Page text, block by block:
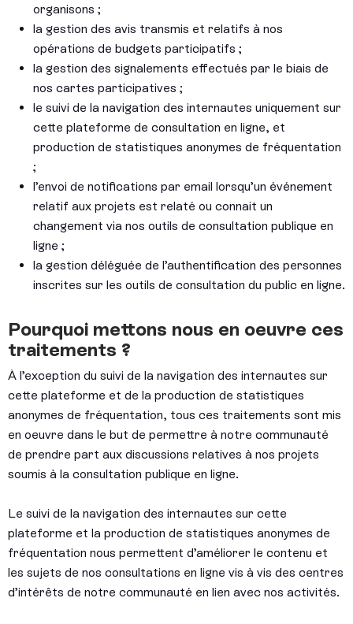
organisons ;
la gestion des avis transmis et relatifs à nos
opérations de budgets participatifs ;
la gestion des signalements effectués par le biais de
nos cartes participatives ;
le suivi de la navigation des internautes uniquement sur
cette plateforme de consultation en ligne, et
production de statistiques anonymes de fréquentation
;
l’envoi de notifications par email lorsqu’un événement
relatif aux projets est relaté ou connait un
changement via nos outils de consultation publique en
ligne ;
la gestion déléguée de l’authentification des personnes
inscrites sur les outils de consultation du public en ligne.
Pourquoi mettons nous en oeuvre ces
traitements ?
À l’exception du suivi de la navigation des internautes sur
cette plateforme et de la production de statistiques
anonymes de fréquentation, tous ces traitements sont mis
en oeuvre dans le but de permettre à notre communauté
de prendre part aux discussions relatives à nos projets
soumis à la consultation publique en ligne.
Le suivi de la navigation des internautes sur cette
plateforme et la production de statistiques anonymes de
fréquentation nous permettent d’améliorer le contenu et
les sujets de nos consultations en ligne vis à vis des centres
d’intérêts de notre communauté en lien avec nos activités.